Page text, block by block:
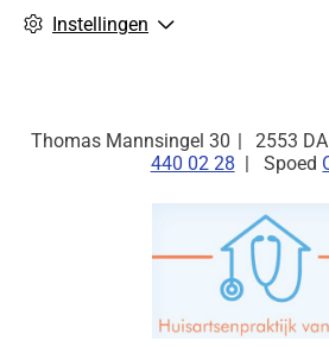
Instellingen
Thomas Mannsingel 30 2553 DA
440 02 28
Spoed